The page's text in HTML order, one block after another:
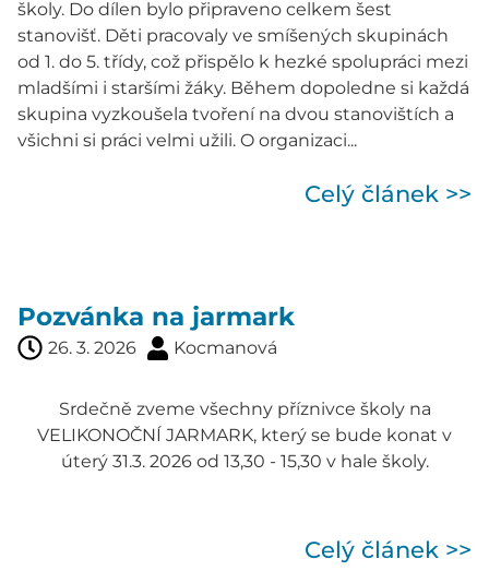
školy. Do dílen bylo připraveno celkem šest
stanovišť. Děti pracovaly ve smíšených skupinách
od 1. do 5. třídy, což přispělo k hezké spolupráci mezi
mladšími i staršími žáky. Během dopoledne si každá
skupina vyzkoušela tvoření na dvou stanovištích a
všichni si práci velmi užili. O organizaci...
Celý článek >>
Pozvánka na jarmark
26. 3. 2026 Kocmanová
Srdečně zveme všechny příznivce školy na
VELIKONOČNÍ JARMARK, který se bude konat v
úterý 31.3. 2026 od 13,30 - 15,30 v hale školy.
Celý článek >>